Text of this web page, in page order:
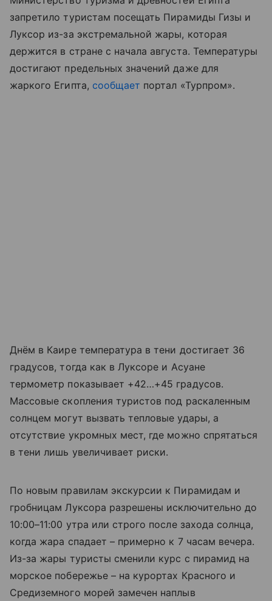
запретило туристам посещать Пирамиды Гизы и
Луксор из-за экстремальной жары, которая
держится в стране с начала августа. Температуры
достигают предельных значений даже для
жаркого Египта, сообщает портал «Турпром».
Днём в Каире температура в тени достигает 36
градусов, тогда как в Луксоре и Асуане
термометр показывает +42…+45 градусов.
Массовые скопления туристов под раскаленным
солнцем могут вызвать тепловые удары, а
отсутствие укромных мест, где можно спрятаться
в тени лишь увеличивает риски.
По новым правилам экскурсии к Пирамидам и
гробницам Луксора разрешены исключительно до
10:00–11:00 утра или строго после захода солнца,
когда жара спадает – примерно к 7 часам вечера.
Из-за жары туристы сменили курс с пирамид на
морское побережье – на курортах Красного и
Средиземного морей замечен наплыв